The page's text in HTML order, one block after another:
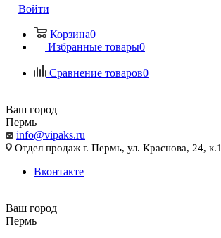
Войти
Корзина0
Избранные товары0
Сравнение товаров0
Ваш город
Пермь
info@vipaks.ru
Отдел продаж г. Пермь, ул. Краснова, 24, к.1
Вконтакте
Ваш город
Пермь